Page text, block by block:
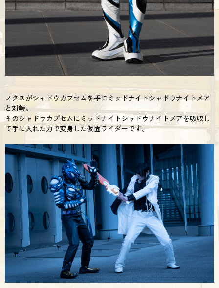
ノクスがシャドウカプセムを手にミッドナイトシャドウナイトメア
と対峙。
そのシャドウカプセムにミッドナイトシャドウナイトメアを吸収し
て手に入れた力で変身した仮面ライダーです。